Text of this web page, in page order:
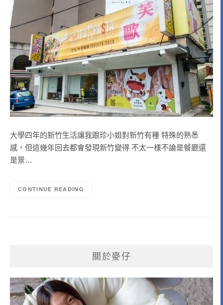
大學四年的新竹生活讓我跟珍小姐對新竹有種 特殊的熟悉
感，但這幾年回去都會發現新竹變得 不太一樣不論是餐廳還
是景…
CONTINUE READING
關於麥仔